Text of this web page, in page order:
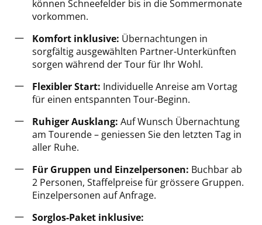
können Schneefelder bis in die Sommermonate
vorkommen.
Komfort inklusive: Übernachtungen in
sorgfältig ausgewählten Partner-Unterkünften
sorgen während der Tour für Ihr Wohl.
Flexibler Start: IndividuelleAnreise am Vortag
für einen entspannten Tour-Beginn.
Ruhiger Ausklang: Auf Wunsch Übernachtung
am Tourende – geniessen Sie den letzten Tag in
aller Ruhe.
Für Gruppen und Einzelpersonen: Buchbar ab
2 Personen, Staffelpreise für grössere Gruppen.
Einzelpersonen auf Anfrage.
Sorglos-Paket inklusive: